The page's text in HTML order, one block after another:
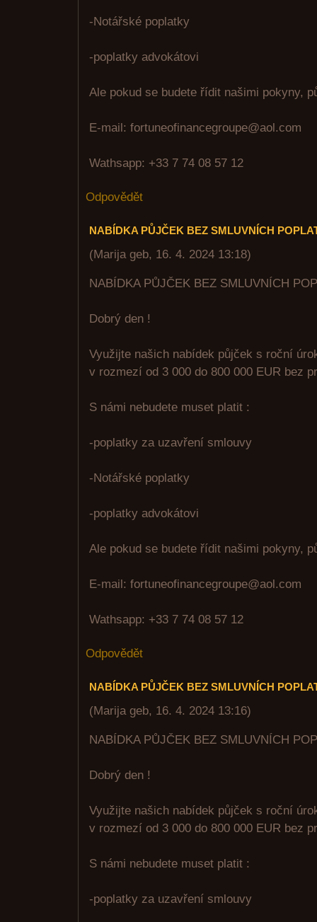
-Notářské poplatky
-poplatky advokátovi
Ale pokud se budete řídit našimi pokyny,
E-mail: fortuneofinancegroupe@aol.com
Wathsapp: +33 7 74 08 57 12
Odpovědět
NABÍDKA PŮJČEK BEZ SMLUVNÍCH
(Marija geb, 16. 4. 2024 13:18)
NABÍDKA PŮJČEK BEZ SMLUVNÍCH
Dobrý den !
Využijte našich nabídek půjček s roční
v rozmezí od 3 000 do 800 000 EUR bez
S námi nebudete muset platit :
-poplatky za uzavření smlouvy
-Notářské poplatky
-poplatky advokátovi
Ale pokud se budete řídit našimi pokyny,
E-mail: fortuneofinancegroupe@aol.com
Wathsapp: +33 7 74 08 57 12
Odpovědět
NABÍDKA PŮJČEK BEZ SMLUVNÍCH
(Marija geb, 16. 4. 2024 13:16)
NABÍDKA PŮJČEK BEZ SMLUVNÍCH
Dobrý den !
Využijte našich nabídek půjček s roční
v rozmezí od 3 000 do 800 000 EUR bez
S námi nebudete muset platit :
-poplatky za uzavření smlouvy